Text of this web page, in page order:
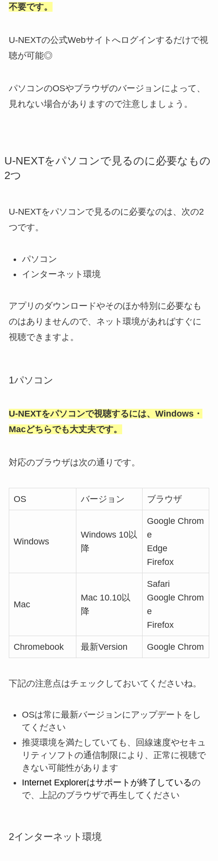
不要です。
U-NEXTの公式Webサイトへログインするだけで視
聴が可能◎
パソコンのOSやブラウザのバージョンによって、
見れない場合がありますので注意しましょう。
U-NEXTをパソコンで見るのに必要なもの
2つ
U-NEXTをパソコンで見るのに必要なのは、次の2
つです。
パソコン
インターネット環境
アプリのダウンロードやそのほか特別に必要なも
のはありませんので、ネット環境があればすぐに
視聴できますよ 。
1パソコン
U-NEXTをパソコンで視聴するには、Windows・
Macどちらでも大丈夫です。
対応のブラウザは次の通りです。
OS バージョン ブラウザ
Windows
Windows 10以
降
Google Chrom
e
Edge
Firefox
Mac
Mac 10.10以
降
Safari
Google Chrom
e
Firefox
Chromebook 最新Version Google Chrom
下記の注意点はチェックしておいてくださいね。
OSは常に最新バージョンにアップデートをし
てください
推奨環境を満たしていても、回線速度やセキュ
リティソフトの通信制限により、正常に視聴で
きない可能性があります
Internet Explorerはサポートが終了しているの
で、上記のブラウザで再生してください
2インターネット環境